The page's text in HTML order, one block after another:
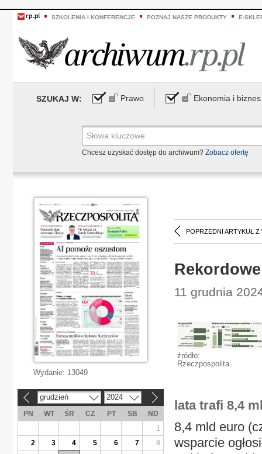
SZKOLENIA I KONFERENCJE POZNAJ NASZE PRODUKTY E-
SZUKAJ W: Prawo Ekonomia i biznes
Chcesz uzyskać dostęp do archiwum? Zobacz ofertę
POPRZEDNI ARTYKUŁ Z
11 grudnia
źródło:
Rzeczpospolita
lata trafi 8,4
8,4 mld euro
wsparcie
Wydanie: 13049
grudzień 2024
PN WT ŚR CZ PT SB
ND
1
2
3 4 5 6 7
8